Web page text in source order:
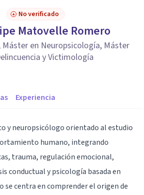
No verificado
Matovelle Romero
Máster en Neuropsicología, Máster
y Victimología
Experiencia
y neuropsicólogo orientado al estudio
humano, integrando
trauma, regulación emocional,
conductual y psicología basada en
se centra en comprender el origen de